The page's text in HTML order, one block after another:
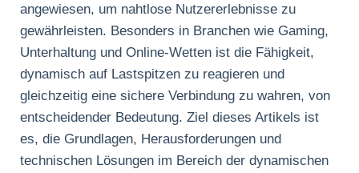
angewiesen, um nahtlose Nutzererlebnisse zu
gewährleisten. Besonders in Branchen wie Gaming,
Unterhaltung und Online-Wetten ist die Fähigkeit,
dynamisch auf Lastspitzen zu reagieren und
gleichzeitig eine sichere Verbindung zu wahren, von
entscheidender Bedeutung. Ziel dieses Artikels ist
es, die Grundlagen, Herausforderungen und
technischen Lösungen im Bereich der dynamischen